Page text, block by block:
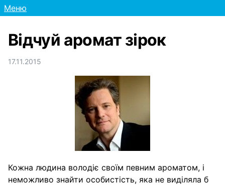
Меню
Відчуй аромат зірок
17.11.2015
Кожна людина володіє своїм певним ароматом, і
неможливо знайти особистість, яка не виділяла б